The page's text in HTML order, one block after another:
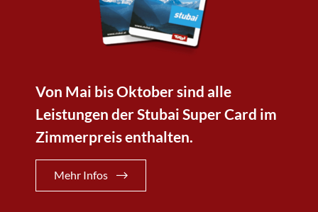
Von Mai bis Oktober sind alle
Leistungen der Stubai Super Card im
Zimmerpreis enthalten.
Mehr Infos